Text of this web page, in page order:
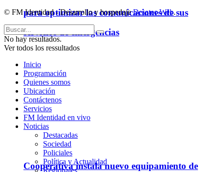
para optimizar las comunicaciones de sus
servicios de emergencias
Cooperativa instala nuevo equipamiento de
© FM Identidad - Desarrollo y hospedajeDesatec Web.
No hay resultados.
Ver todos los ressultados
Inicio
Programación
Quienes somos
Ubicación
Contáctenos
Servicios
FM Identidad en vivo
Noticias
Destacadas
Sociedad
Policiales
Política y Actualidad
Regionales